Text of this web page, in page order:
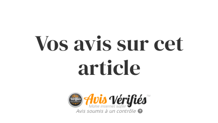
Vos avis sur cet
article
Avis soumis à un contrôle